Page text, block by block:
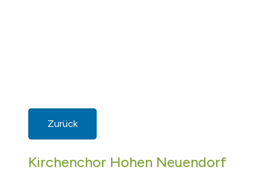
Zurück
Kirchenchor Hohen Neuendorf